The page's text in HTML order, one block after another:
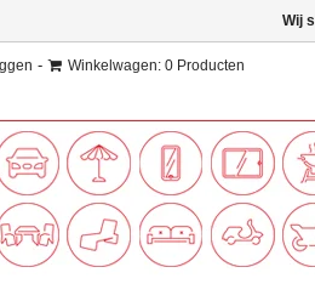
- Winkelwagen: 0 Producten
Wij